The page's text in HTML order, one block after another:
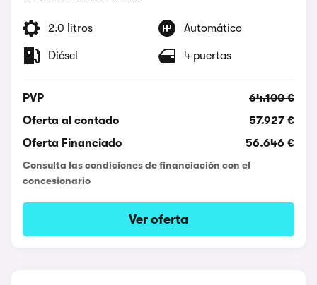
2.0 litros Automático
Diésel 4 puertas
PVP
64.100 €
Oferta al contado
57.927 €
Oferta Financiado
56.646 €
Consulta las condiciones de financiación con el
concesionario
Ver oferta